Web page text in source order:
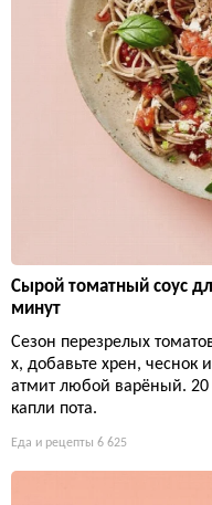
Сырой томатный соус
минут
Сезон перезрелых
х, добавьте хрен, чеснок
атмит любой варёный.
капли пота.
Еда и рецепты 6 625